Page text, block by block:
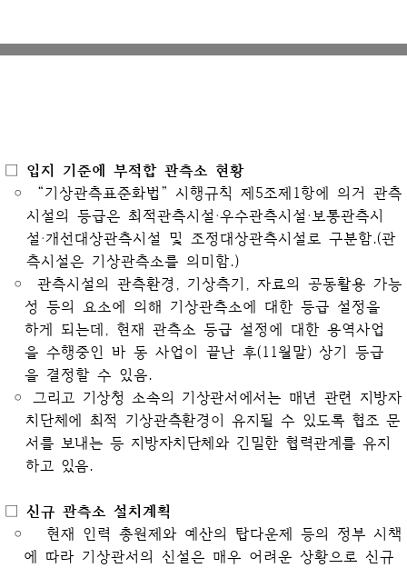
□ 입지 기준에 부적합 관측소 현황
◦ “기상관측표준화법” 시행규칙 제5조제1항에 의거 관측
시설의 등급은 최적관측시설‧우수관측시설‧보통관측시
설‧개선대상관측시설 및 조정대상관측시설로 구분함.(관
측시설은 기상관측소를 의미함.)
◦ 관측시설의 관측환경, 기상측기, 자료의 공동활용 가능
성 등의 요소에 의해 기상관측소에 대한 등급 설정을
하게 되는데, 현재 관측소 등급 설정에 대한 용역사업
을 수행중인 바 동 사업이 끝난 후(11월말) 상기 등급
을 결정할 수 있음.
◦ 그리고 기상청 소속의 기상관서에서는 매년 관련 지방자
치단체에 최적 기상관측환경이 유지될 수 있도록 협조 문
서를 보내는 등 지방자치단체와 긴밀한 협력관계를 유지
하고 있음.
□ 신규 관측소 설치계획
◦ 현재 인력 총원제와 예산의 탑다운제 등의 정부 시책
에 따라 기상관서의 신설은 매우 어려운 상황으로 신규